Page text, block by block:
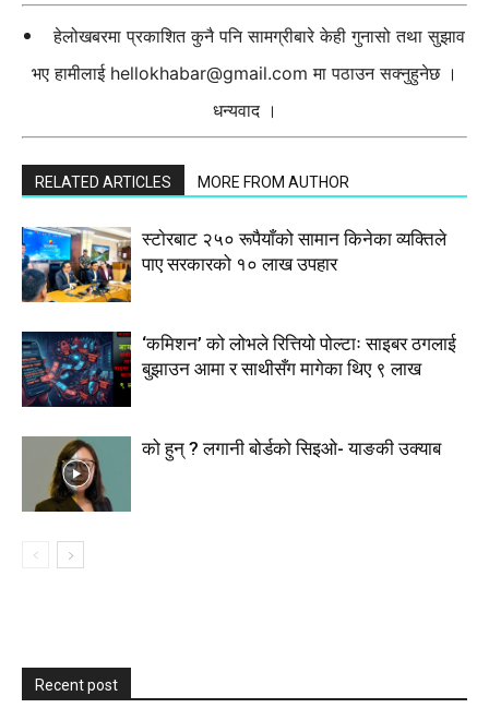
हेलोखबरमा प्रकाशित कुनै पनि सामग्रीबारे केही गुनासो तथा सुझाव
भए हामीलाई hellokhabar@gmail.com मा पठाउन सक्नुहुनेछ ।
धन्यवाद ।
RELATED ARTICLES MORE FROM AUTHOR
स्टाेरबाट २५० रूपैयाँको सामान किनेका व्यक्तिले
पाए सरकारको १० लाख उपहार
‘कमिशन’ को लोभले रित्तियो पोल्टाः साइबर ठगलाई
बुझाउन आमा र साथीसँग मागेका थिए ९ लाख
को हुन् ? लगानी बोर्डको सिइओ- याङकी उक्याब
Recent post